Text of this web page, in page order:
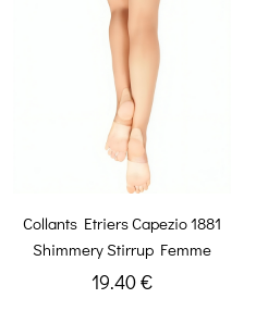
Collants Etriers Capezio 1881
Shimmery Stirrup Femme
19.40 €